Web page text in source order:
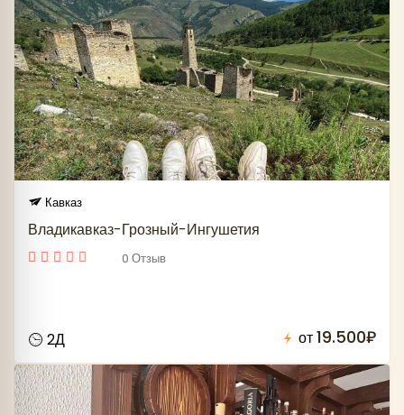
Кавказ
Владикавказ-Грозный-Ингушетия
0 Отзыв
2Д от19.500₽